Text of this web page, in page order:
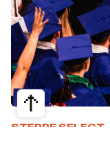
STEPPE SELECT